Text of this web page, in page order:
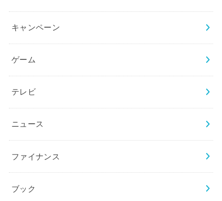
キャンペーン
ゲーム
テレビ
ニュース
ファイナンス
ブック